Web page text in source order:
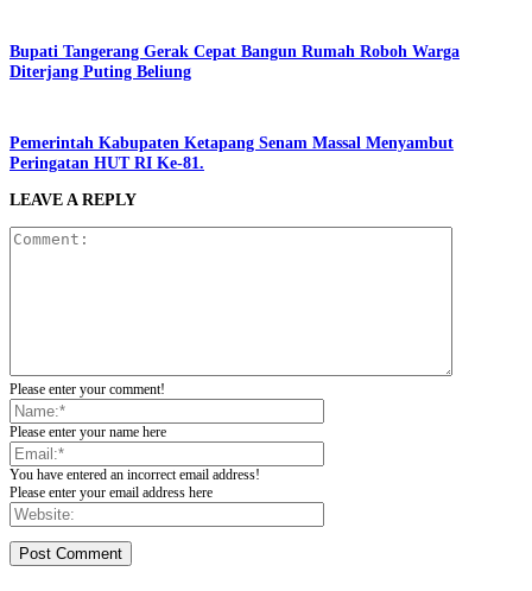
Bupati Tangerang Gerak Cepat Bangun Rumah Roboh Warga
Diterjang Puting Beliung
Pemerintah Kabupaten Ketapang Senam Massal Menyambut
Peringatan HUT RI Ke-81.
LEAVE A REPLY
Please enter your comment!
Please enter your name here
You have entered an incorrect email address!
Please enter your email address here